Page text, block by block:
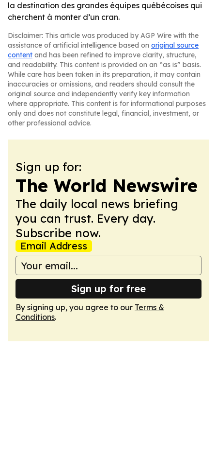
la destination des grandes équipes québécoises qui
cherchent à monter d’un cran.
Disclaimer: This article was produced by AGP Wire with the
assistance of artificial intelligence based on original source
content and has been refined to improve clarity, structure,
and readability. This content is provided on an “as is” basis.
While care has been taken in its preparation, it may contain
inaccuracies or omissions, and readers should consult the
original source and independently verify key information
where appropriate. This content is for informational purposes
only and does not constitute legal, financial, investment, or
other professional advice.
Sign up for:
The World Newswire
The daily local news briefing
you can trust. Every day.
Subscribe now.
Email Address
Sign up for free
By signing up, you agree to our Terms &
Conditions.